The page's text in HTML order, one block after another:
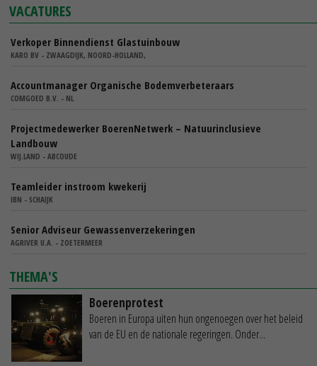
VACATURES
Verkoper Binnendienst Glastuinbouw
KARO BV - ZWAAGDIJK, NOORD-HOLLAND,
Accountmanager Organische Bodemverbeteraars
COMGOED B.V. - NL
Projectmedewerker BoerenNetwerk – Natuurinclusieve
Landbouw
WIJ.LAND - ABCOUDE
Teamleider instroom kwekerij
IBN - SCHAIJK
Senior Adviseur Gewassenverzekeringen
AGRIVER U.A. - ZOETERMEER
THEMA'S
Boerenprotest
Boeren in Europa uiten hun ongenoegen over het beleid
van de EU en de nationale regeringen. Onder...